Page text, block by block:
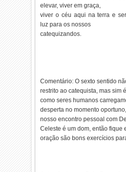
elevar, viver em graça,
viver o céu aqui na terra e
luz para os nossos
catequizandos.
Comentário: O sexto sentido
restrito ao catequista, mas sim
como seres humanos
desperta no momento
nosso encontro pessoal com
Celeste é um dom, então fique
oração são bons exercícios